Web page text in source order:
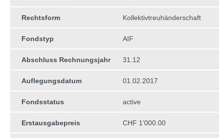
Rechtsform Kollektivtreuhän­derschaft
Fondstyp AIF
Abschluss Rechnungsjahr 31.12
Auflegungsdatum 01.02.2017
Fondsstatus active
Erstausgabepreis CHF 1’000.00